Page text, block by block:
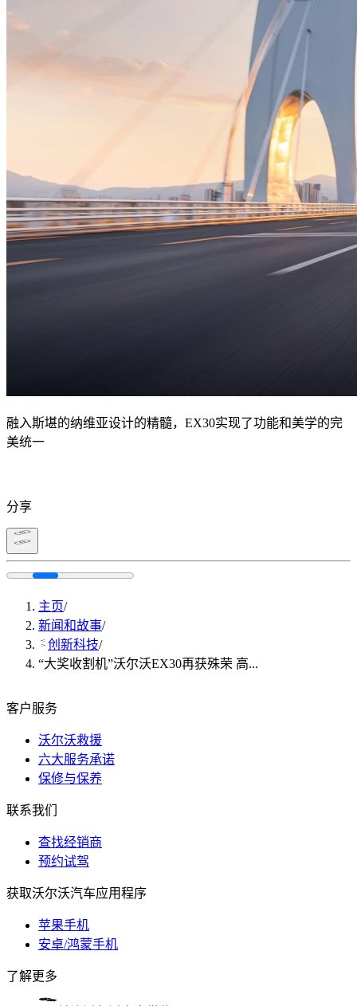
融入斯堪的纳维亚设计的精髓，EX30实现了功能和美学的完
美统一
分享
主页/
新闻和故事/
创新科技/
“大奖收割机”沃尔沃EX30再获殊荣 高...